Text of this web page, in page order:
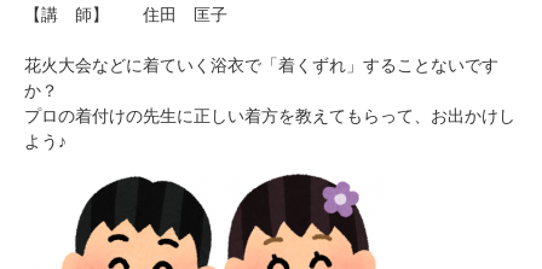
【講 師】 住田 匡子
花火大会などに着ていく浴衣で「着くずれ」することないです
か？
プロの着付けの先生に正しい着方を教えてもらって、お出かけし
よう♪